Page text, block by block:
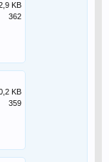
KB
362
KB
359